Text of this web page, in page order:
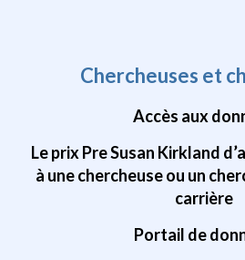
Chercheuses et
Accès aux
Le prix Pre Susan Kirkland
à une chercheuse ou un
carrière
Portail de